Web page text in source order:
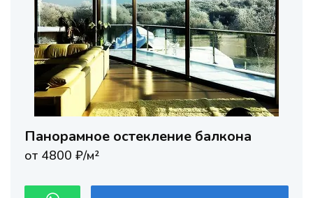
Панорамное остекление балкона
от 4800 ₽/м²